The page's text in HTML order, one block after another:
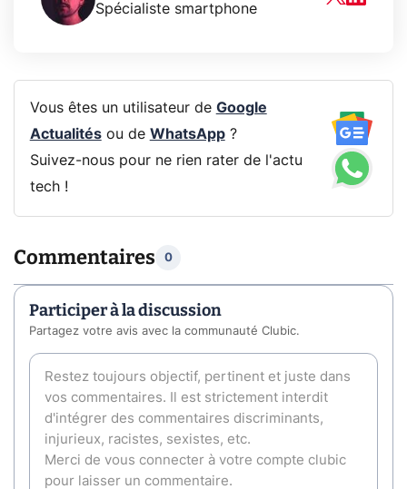
Spécialiste smartphone
Vous êtes un utilisateur de Google
Actualitésou de WhatsApp?
Suivez-nous pour ne rien rater de l'actu
tech !
Commentaires 0
Participer à la discussion
Partagez votre avis avec la communauté Clubic.